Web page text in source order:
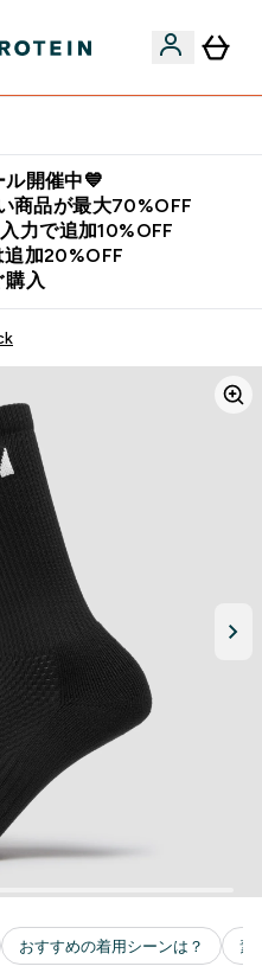
ル開催中💙
商品が最大70%OFF
力で追加10%OFF
追加20%OFF
購入